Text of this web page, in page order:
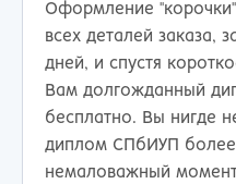
Оформление
всех деталей заказа,
дней, и спустя
Вам долгожданный
бесплатно. Вы нигде
диплом СПбИУП
немаловажный